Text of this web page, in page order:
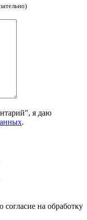
я даю
.
на обработку